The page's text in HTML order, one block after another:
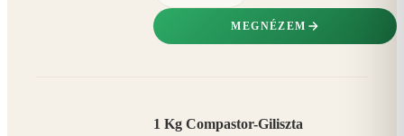
MEGNÉZEM
1 Kg Compastor-Giliszta